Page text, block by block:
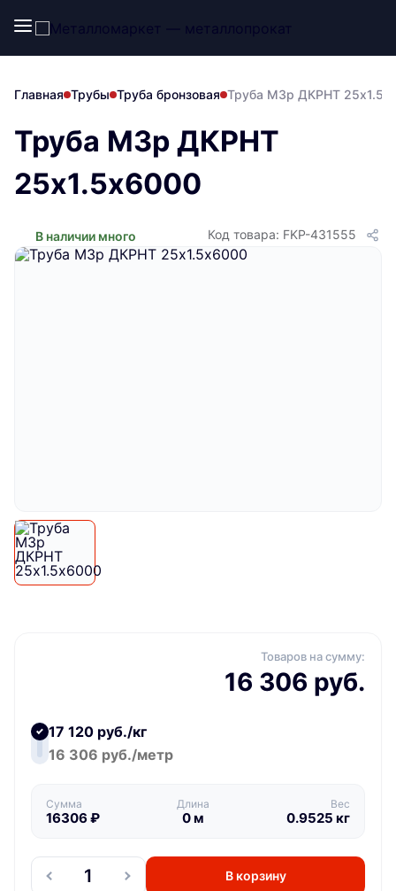
Главная Трубы Труба бронзовая Труба М3р ДКРНТ
Труба М3р ДКРНТ
25х1.5х6000
В наличии много Код товара: FKP-431555
Товаров на сумму:
16 306 руб.
17 120 руб./кг
16 306 руб./метр
Сумма
16306 ₽
Длина
0м
Вес
0.9525 кг
В корзину